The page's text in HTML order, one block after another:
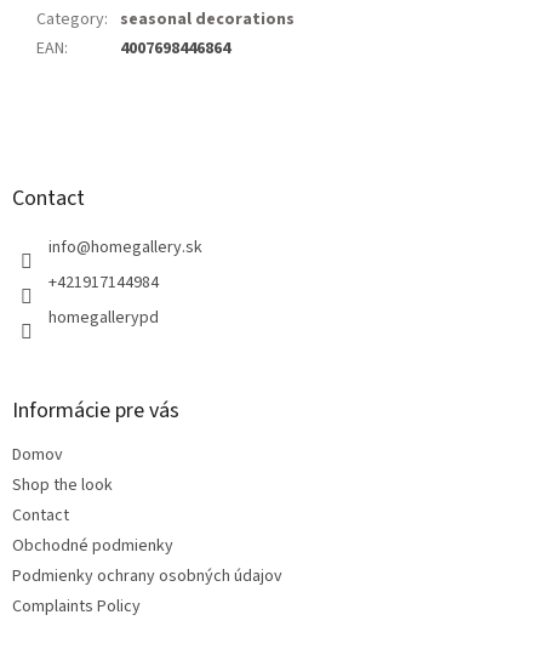
Category: seasonal decorations
EAN: 4007698446864
Contact
info@homegallery.sk
+421917144984
homegallerypd
Informácie pre vás
Domov
Shop the look
Contact
Obchodné podmienky
Podmienky ochrany osobných údajov
Complaints Policy